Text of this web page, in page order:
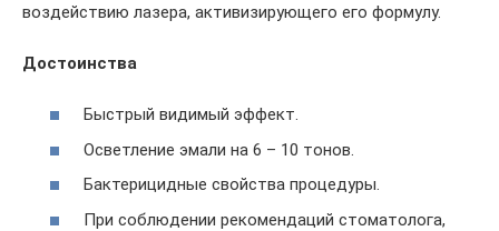
воздействию лазера, активизирующего его формулу.
Достоинства
Быстрый видимый эффект.
Осветление эмали на 6 – 10 тонов.
Бактерицидные свойства процедуры.
При соблюдении рекомендаций стоматолога,